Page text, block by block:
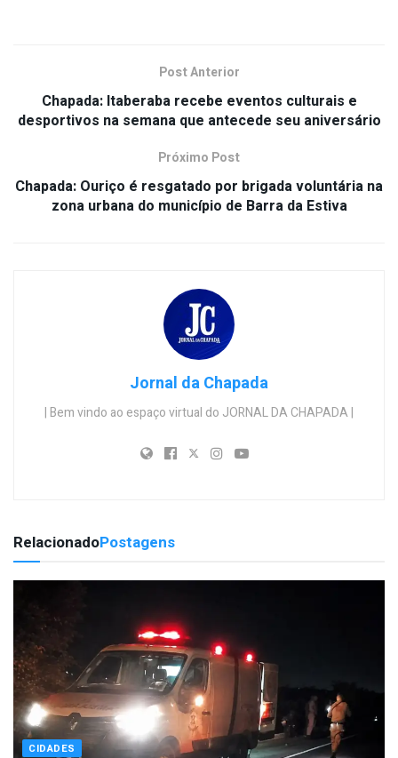
Post Anterior
Chapada: Itaberaba recebe eventos culturais e
desportivos na semana que antecede seu aniversário
Próximo Post
Chapada: Ouriço é resgatado por brigada voluntária na
zona urbana do município de Barra da Estiva
Jornal da Chapada
| Bem vindo ao espaço virtual do JORNAL DA CHAPADA |
RelacionadoPostagens
CIDADES